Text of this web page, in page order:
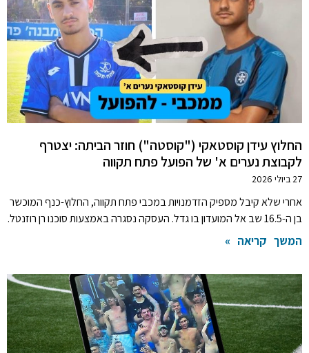
החלוץ עידן קוסטאקי ("קוסטה") חוזר הביתה: יצטרף
לקבוצת נערים א' של הפועל פתח תקווה
27 ביולי 2026
אחרי שלא קיבל מספיק הזדמנויות במכבי פתח תקווה, החלוץ-כנף המוכשר
בן ה-16.5 שב אל המועדון בו גדל. העסקה נסגרה באמצעות סוכנו רן רוזנטל.
המשך קריאה »